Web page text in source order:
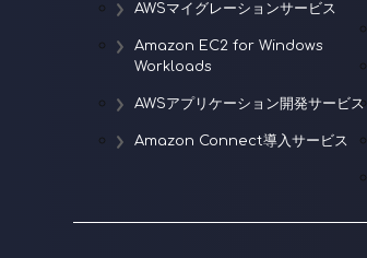
AWSマイグレーションサービス
Amazon EC2 for Windows
Workloads
AWSアプリケーション開発サービス
Amazon Connect導入サービス